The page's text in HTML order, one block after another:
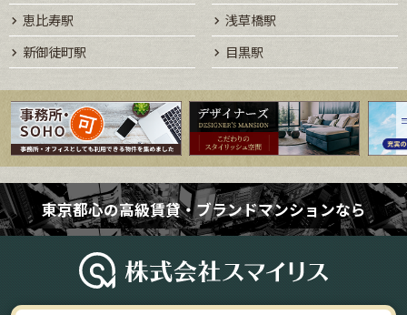
恵比寿駅
浅草橋駅
新御徒町駅
目黒駅
東京都心の高級賃貸・ブランドマンションなら